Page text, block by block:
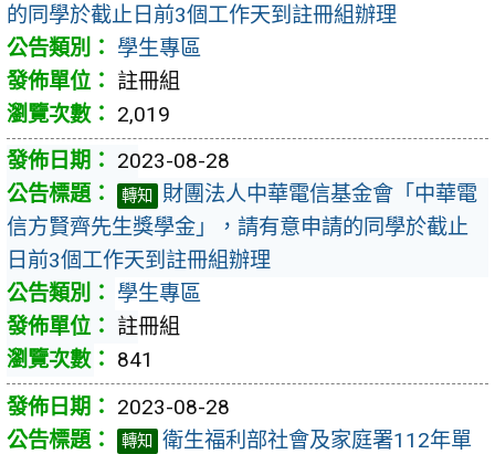
的同學於截止日前3個工作天到註冊組辦理
學生專區
註冊組
2,019
2023-08-28
轉知
財團法人中華電信基金會「中華電
信方賢齊先生獎學金」，請有意申請的同學於截止
日前3個工作天到註冊組辦理
學生專區
註冊組
841
2023-08-28
轉知
衛生福利部社會及家庭署112年單